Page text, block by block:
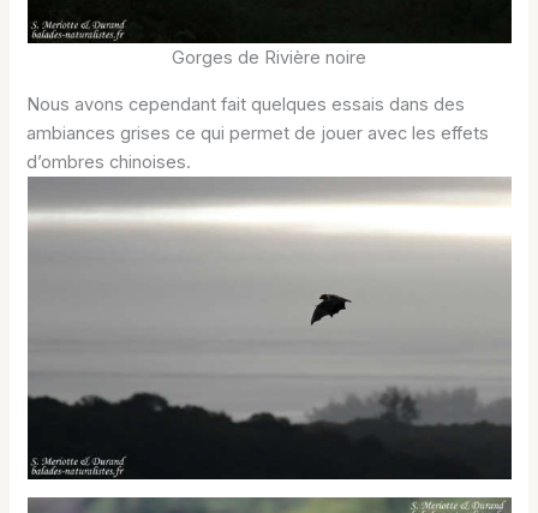
Gorges de Rivière noire
Nous avons cependant fait quelques essais dans des
ambiances grises ce qui permet de jouer avec les effets
d’ombres chinoises.